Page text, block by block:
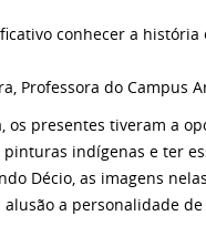
conhecer a história
Professora do Campus
os presentes tiveram a
pinturas indígenas e ter
Décio, as imagens
alusão a personalidade